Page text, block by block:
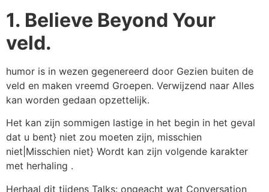
1. Believe Beyond Your
veld.
humor is in wezen gegenereerd door Gezien buiten de
veld en maken vreemd Groepen. Verwijzend naar Alles
kan worden gedaan opzettelijk.
Het kan zijn sommigen lastige in het begin in het geval
dat u bent} niet zou moeten zijn, misschien
niet|Misschien niet} Wordt kan zijn volgende karakter
met herhaling .
Herhaal dit tijdens Talks: ongeacht wat Conversation